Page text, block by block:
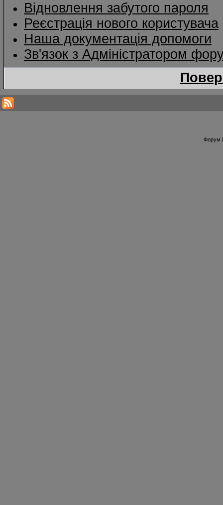
Відновлення забутого пароля
Реєстрація нового користувача
Наша документація допомоги
Зв'язок з Адміністратором
Форум